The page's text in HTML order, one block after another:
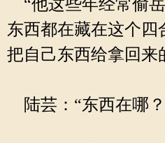
“他这些年经常偷
东西都在藏在这个四
把自己东西给拿回来
陆芸：“东西在哪